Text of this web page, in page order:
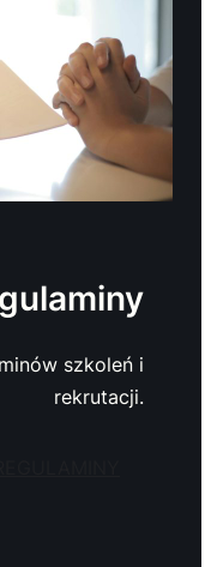
szkoleń i
rekrutacji.